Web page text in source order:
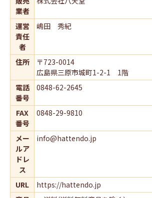
業者
運営
責任
者
嶋田 秀紀
住所
〒723-0014
広島県三原市城町1-2-1 1階
電話
番号
0848-62-2645
FAX
番号
0848-29-9810
メー
ルア
ドレ
ス
info@hattendo.jp
URL
https://hattendo.jp